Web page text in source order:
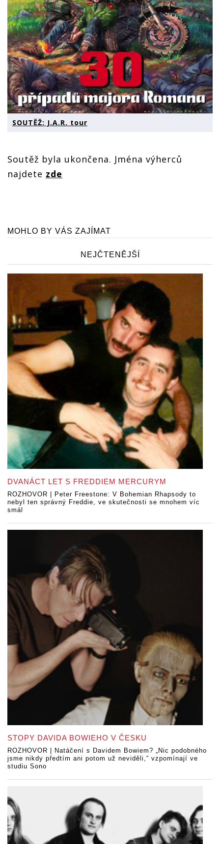
SOUTĚŽ: J.A.R. tour
Soutěž byla ukončena. Jména výherců
najdete zde
MOHLO BY VÁS ZAJÍMAT
NEJČTENĚJŠÍ
DVANÁCT LET S FREDDIEM MERCURYM
ROZHOVOR | Peter Freestone: V Bohemian Rhapsody to
nebyl ten správný Freddie, ve skutečnosti se mnohem víc
smál
STOPY DAVIDA BOWIEHO V ČESKU
ROZHOVOR | Natáčení s Davidem Bowiem? „Nic podobného
jsme nikdy předtím ani potom už neviděli,“ vzpomínají ve
studiu Sono